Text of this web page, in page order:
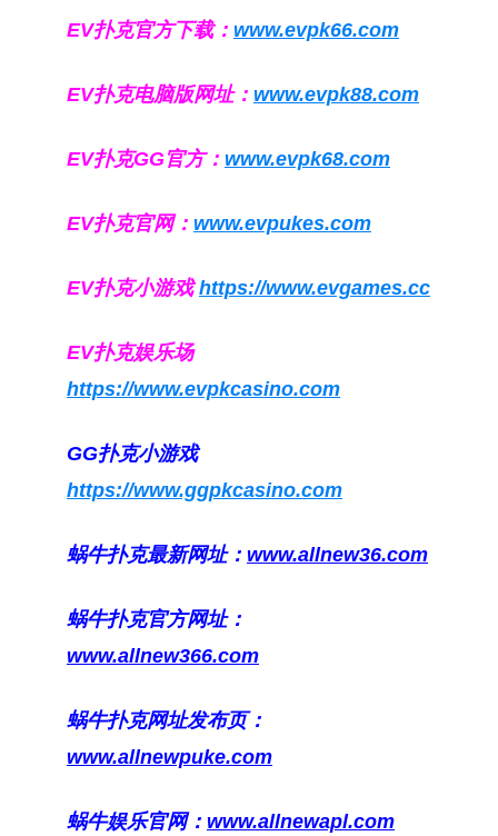
EV扑克官方下载： www.evpk66.com
EV扑克电脑版网址： www.evpk88.com
EV扑克GG官方： www.evpk68.com
EV扑克官网： www.evpukes.com
EV扑克小游戏https://www.evgames.cc
EV扑克娱乐场
https://www.evpkcasino.com
GG扑克小游戏
https://www.ggpkcasino.com
蜗牛扑克最新网址： www.allnew36.com
蜗牛扑克官方网址：
www.allnew366.com
蜗牛扑克网址发布页：
www.allnewpuke.com
蜗牛娱乐官网： www.allnewapl.com